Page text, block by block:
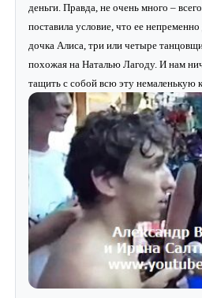
деньги. Правда, не очень много –
поставила условие, что ее
дочка Алиса, три или четыре
похожая на Наталью Лагоду. И нам
тащить с собой всю эту немаленькую